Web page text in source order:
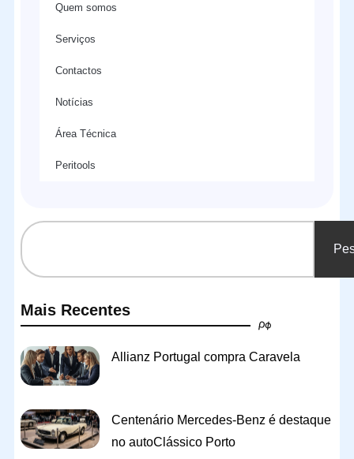
Quem somos
Serviços
Contactos
Notícias
Área Técnica
Peritools
Mais Recentes
Allianz Portugal compra Caravela
Centenário Mercedes-Benz é destaque
no autoClássico Porto